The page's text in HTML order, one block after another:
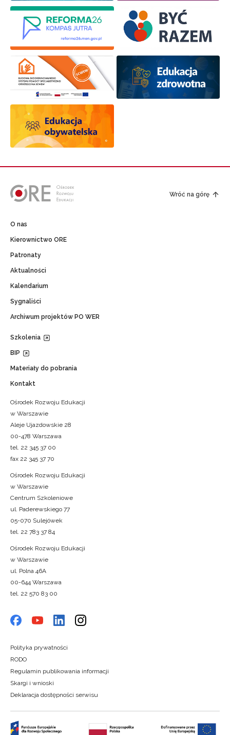
Wróć na górę
O nas
Kierownictwo ORE
Patronaty
Aktualności
Kalendarium
Sygnaliści
Archiwum projektów PO WER
Szkolenia
BIP
Materiały do pobrania
Kontakt
Ośrodek Rozwoju Edukacji
w Warszawie
Aleje Ujazdowskie 28
00-478 Warszawa
tel. 22 345 37 00
fax 22 345 37 70
Ośrodek Rozwoju Edukacji
w Warszawie
Centrum Szkoleniowe
ul. Paderewskiego 77
05-070 Sulejówek
tel. 22 783 37 84
Ośrodek Rozwoju Edukacji
w Warszawie
ul. Polna 46A
00-644 Warszawa
tel. 22 570 83 00
Polityka prywatności
RODO
Regulamin publikowania informacji
Skargi i wnioski
Deklaracja dostępności serwisu